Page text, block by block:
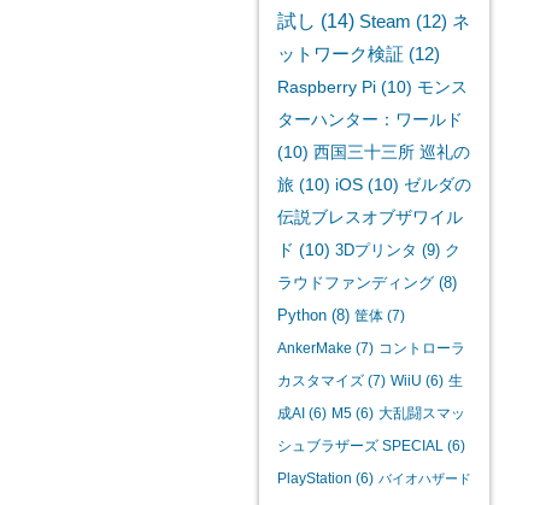
試し (14) Steam (12) ネ
ットワーク検証 (12)
Raspberry Pi(10) モンス
ターハンター：ワールド
(10) 西国三十三所 巡礼の
旅(10) iOS(10) ゼルダの
伝説ブレスオブザワイル
ド (10) 3Dプリンタ (9) ク
ラウドファンディング(8)
Python(8) 筐体(7)
AnkerMake (7) コントローラ
カスタマイズ(7) WiiU (6) 生
成AI (6) M5(6) 大乱闘スマッ
シュブラザーズ SPECIAL (6)
PlayStation (6) バイオハザード